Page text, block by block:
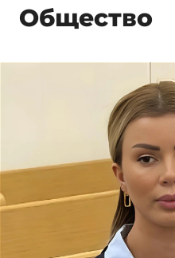
Общество